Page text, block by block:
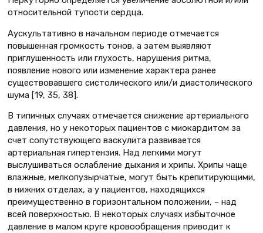
относительной тупости сердца.
Аускультативно в начальном периоде отмечается
повышенная громкость тонов, а затем выявляют
приглушенность или глухость, нарушения ритма,
появление нового или изменение характера ранее
существовавшего систолического или/и диастолического
шума [19, 35, 38].
В типичных случаях отмечается снижение артериального
давления, но у некоторых пациентов с миокардитом за
счет сопутствующего васкулита развивается
артериальная гипертензия. Над легкими могут
выслушиваться ослабление дыхания и хрипы. Хрипы чаще
влажные, мелкопузырчатые, могут быть крепитирующими,
в нижних отделах, а у пациентов, находящихся
преимущественно в горизонтальном положении, – над
всей поверхностью. В некоторых случаях избыточное
давление в малом круге кровообращения приводит к